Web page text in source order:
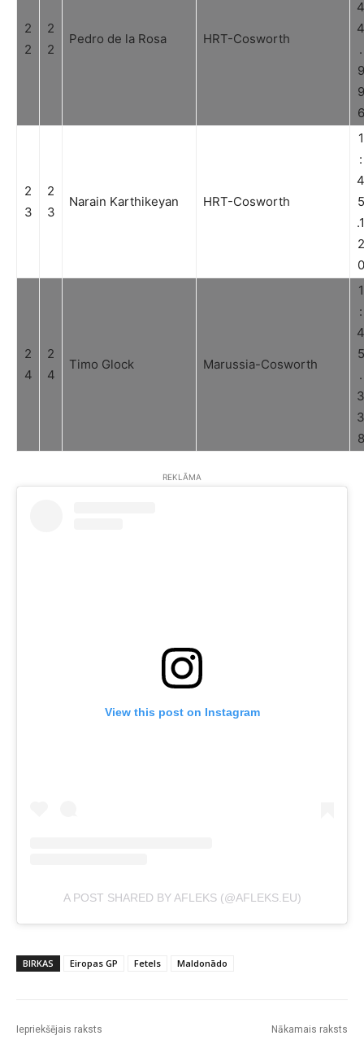
2
2
2
2
Pedro de la Rosa HRT-Cosworth
4
4
.
9
9
6
2
3
2
3
Narain Karthikeyan HRT-Cosworth
1
:
4
5
.1
2
0
2
4
2
4
Timo Glock Marussia-Cosworth
1
:
4
5
.
3
3
8
REKLĀMA
View this post on Instagram
A POST SHARED BY AFLEKS (@AFLEKS.EU)
BIRKAS Eiropas GP Fetels Maldonādo
Iepriekšējais raksts Nākamais raksts